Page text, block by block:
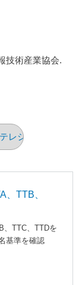
技術産業協会.
）
レシス FS808TP
、TTB、
、TTC、TTDを
基準を確認